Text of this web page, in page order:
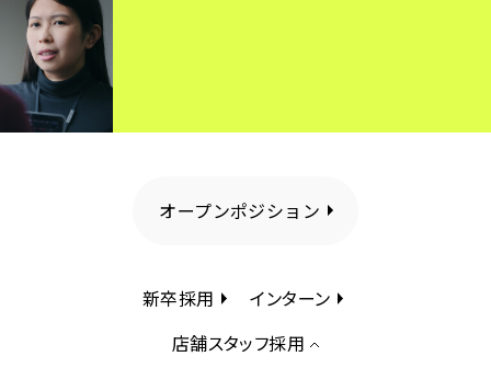
オープンポジション
新卒採用
インターン
店舗スタッフ採用